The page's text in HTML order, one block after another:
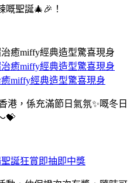
嘅聖誕🎄🎉！
miffy經典造型驚喜現身
港，係充滿節日氣氛✨嘅冬日
💝
聖誕狂賞即抽即中獎